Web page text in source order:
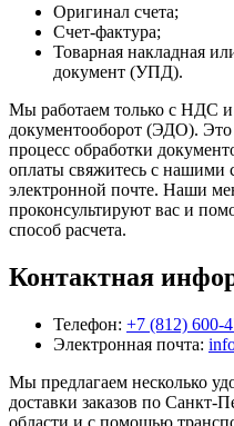
Оригинал счета;
Счет-фактура;
Товарная накладная
документ (УПД).
Мы работаем только с НДС
документооборот (ЭДО). Это
процесс обработки
оплаты свяжитесь с нашими
электронной почте. Наши
проконсультируют вас и
способ расчета.
Контактная
Телефон: +7 (812) 600-
Электронная почта:
Мы предлагаем несколько
доставки заказов по Санкт-
области и с помощью